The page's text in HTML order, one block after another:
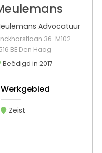
Advocatuur
36-M102
BE Den Haag
Beëdigd in 2017
Werkgebied
Zeist